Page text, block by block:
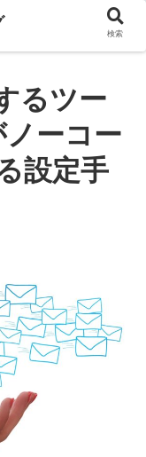
るツー
ーコー
設定手
検索